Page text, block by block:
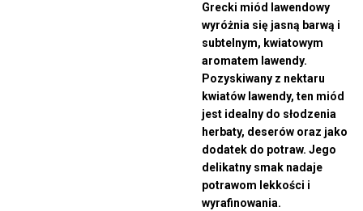
Grecki miód lawendowy
wyróżnia się jasną barwą i
subtelnym, kwiatowym
aromatem lawendy.
Pozyskiwany z nektaru
kwiatów lawendy, ten miód
jest idealny do słodzenia
herbaty, deserów oraz jako
dodatek do potraw. Jego
delikatny smak nadaje
potrawom lekkości i
wyrafinowania.